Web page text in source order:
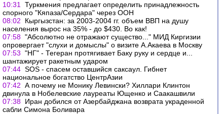
10:31
Туркмения предлагает определить принадлежность
спорного "Кяпаза/Сердара" через ООН
08:02
Кыргызстан: за 2003-2004 гг. объем ВВП на душу
населения вырос на 35% - до $430. Во как!
07:58 "Абсолютно не отражают существо..." МИД Киргизии
опровергает "слухи и домыслы" о визите А.Акаева в Москву
07:53 "НГ" - Тегеран протягивает Баку руку и сердце и...
шантажирует ракетным ударом
07:44 SOS - спасем оставшийся саксаул. Гибнет
национальное богатство ЦентрАзии
07:42 А почему не Монику Левински? Хиллари Клинтон
двинула в Нобелевские лауреаты Ющенко и Саакашвили
07:38 Иран добился от Азербайджана возврата украденной
сабли Симона Боливара